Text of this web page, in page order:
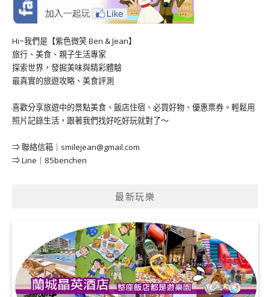
Hi~我們是【紫色微笑 Ben & Jean】
旅行、美食、親子生活專家
探索世界，發掘美味與精彩體驗
最真實的旅遊攻略、美食評測
喜歡分享旅遊中的景點美食、飯店住宿、必買好物、優惠票券。輕鬆用
照片記錄生活，跟著我們找好吃好玩就對了～
⇒ 聯絡信箱｜ smilejean@gmail.com
⇒ Line｜85benchen
最新玩樂